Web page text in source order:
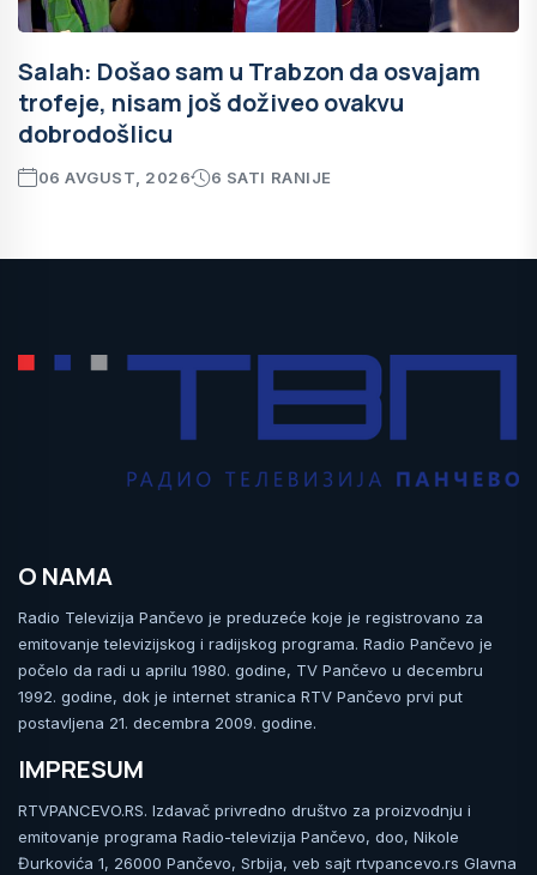
Salah: Došao sam u Trabzon da osvajam
trofeje, nisam još doživeo ovakvu
dobrodošlicu
06 AVGUST, 2026 6 SATI RANIJE
O NAMA
Radio Televizija Pančevo je preduzeće koje je registrovano za
emitovanje televizijskog i radijskog programa. Radio Pančevo je
počelo da radi u aprilu 1980. godine, TV Pančevo u decembru
1992. godine, dok je internet stranica RTV Pančevo prvi put
postavljena 21. decembra 2009. godine.
IMPRESUM
RTVPANCEVO.RS. Izdavač privredno društvo za proizvodnju i
emitovanje programa Radio-televizija Pančevo, doo, Nikole
Đurkovića 1, 26000 Pančevo, Srbija, veb sajt rtvpancevo.rs Glavna